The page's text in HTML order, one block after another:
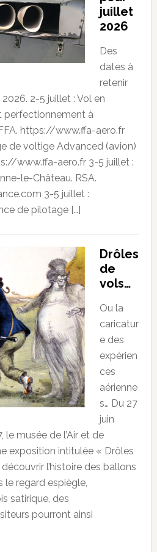
juillet
2026
Des
dates à
retenir
2-5 juillet : Vol en
perfectionnement à
https://www.ffa-aero.fr
de voltige Advanced (avion)
www.ffa-aero.fr 3-5 juillet :
le-Château. RSA.
3-5 juillet :
de pilotage […]
Drôles
de
vols…
Ou la
caricatur
e des
expérien
ces
aérienne
s… Du 27
juin
le musée de l’Air et de
exposition intitulée « Drôles
l’histoire des ballons
le regard espiègle,
satirique, des
pourront ainsi